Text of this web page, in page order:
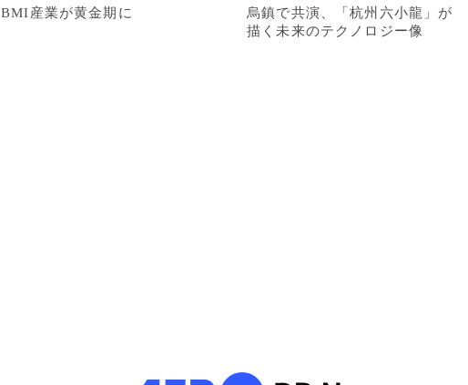
BMI産業が黄金期に
烏鎮で共演、「杭州六小龍」が
描く未来のテクノロジー像